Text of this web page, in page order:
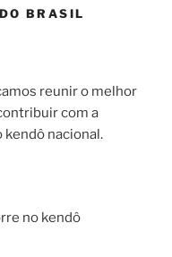
BRASIL
reunir o melhor
com a
nacional.
no kendô